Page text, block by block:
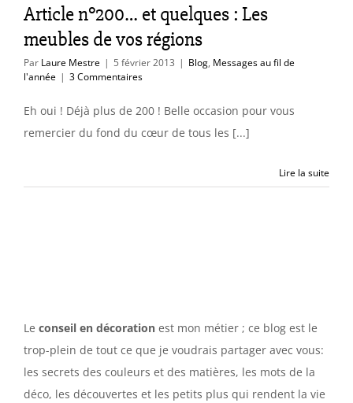
l'annéeArticle n°200… et quelques : Les
meubles de vos régions
Par Laure Mestre | 5 février 2013 | Blog, Messages au fil de
l'année | 3 Commentaires
Eh oui ! Déjà plus de 200 ! Belle occasion pour vous
remercier du fond du cœur de tous les [...]
Lire la suite
Le conseil en décoration est mon métier ; ce blog est le
trop-plein de tout ce que je voudrais partager avec vous:
les secrets des couleurs et des matières, les mots de la
déco, les découvertes et les petits plus qui rendent la vie